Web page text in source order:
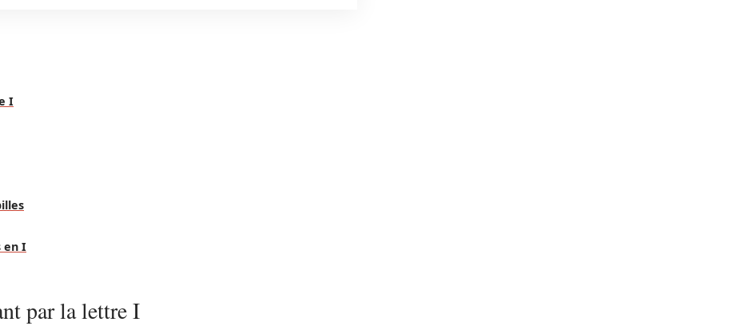
I
en I
par la lettre I